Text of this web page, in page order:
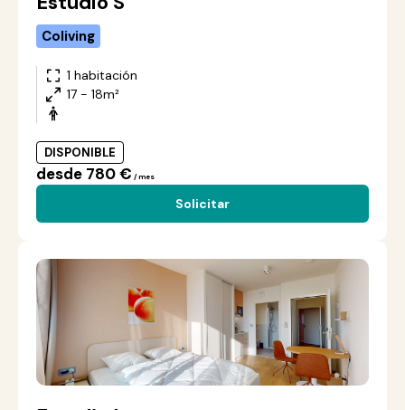
Coliving
1 habitación
17 - 18m²
DISPONIBLE
desde 780 € / mes
Solicitar